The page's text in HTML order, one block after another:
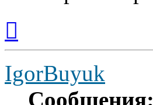
началу
IgorBuyuk
Сообщения: